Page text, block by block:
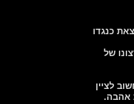
כנגדו
של
לציין
אהבה.